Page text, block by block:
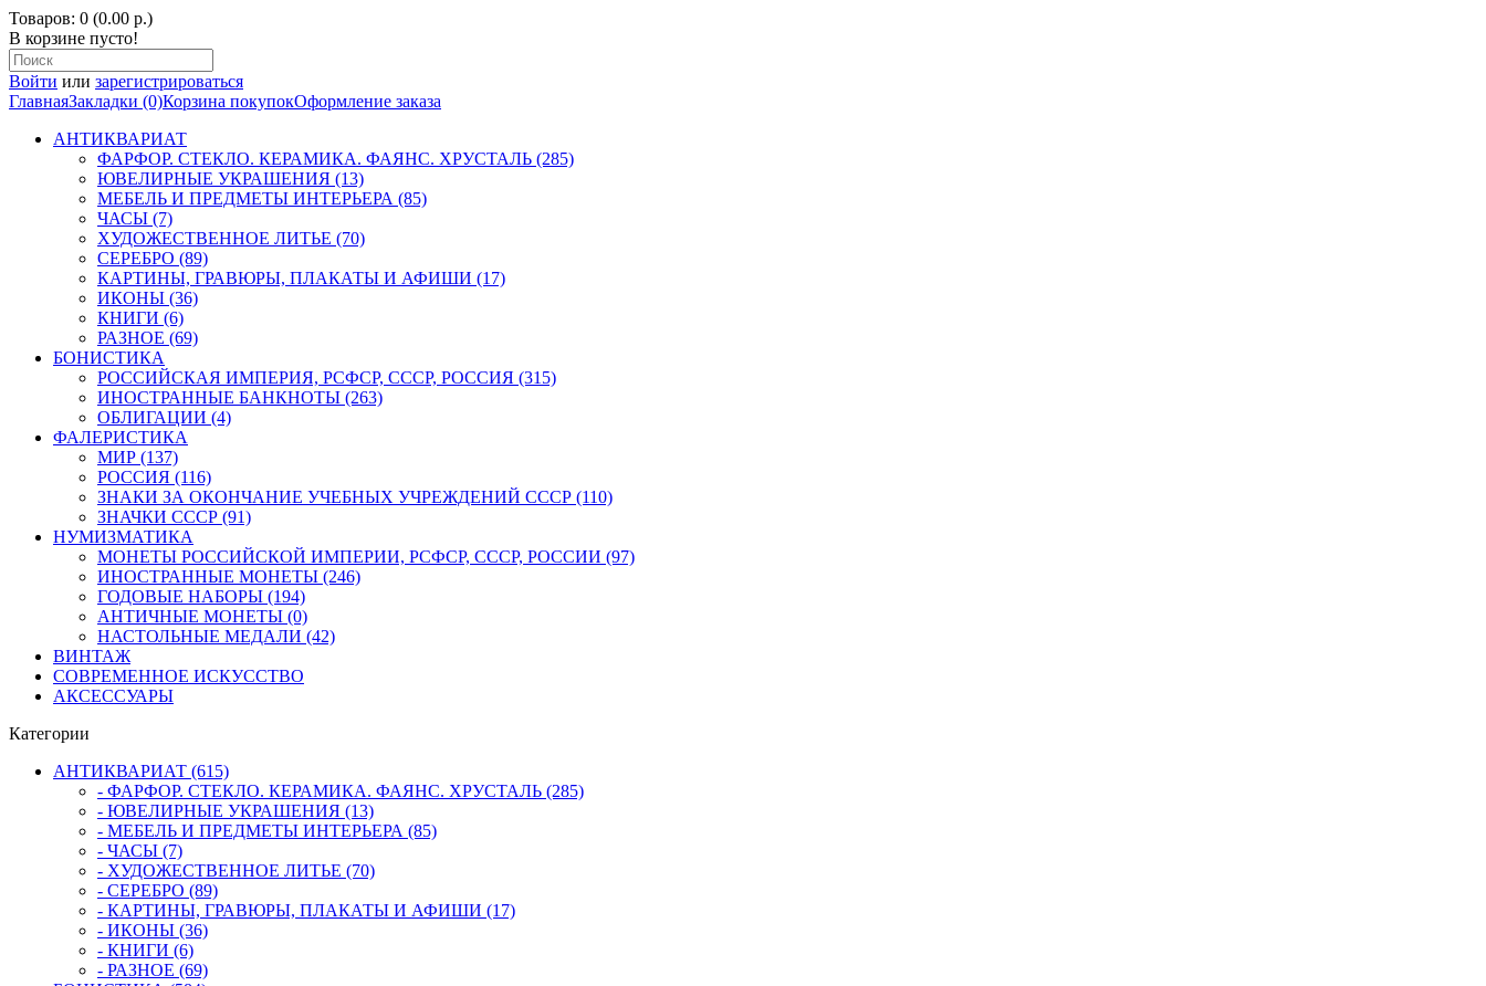
Товаров: 0 (0.00 р.)
В корзине пусто!
Войти или зарегистрироваться
ГлавнаяЗакладки (0)Корзина покупокОформление заказа
АНТИКВАРИАТ
ФАРФОР. СТЕКЛО. КЕРАМИКА. ФАЯНС. ХРУСТАЛЬ (285)
ЮВЕЛИРНЫЕ УКРАШЕНИЯ (13)
МЕБЕЛЬ И ПРЕДМЕТЫ ИНТЕРЬЕРА (85)
ЧАСЫ (7)
ХУДОЖЕСТВЕННОЕ ЛИТЬЕ (70)
СЕРЕБРО (89)
КАРТИНЫ, ГРАВЮРЫ, ПЛАКАТЫ И АФИШИ (17)
ИКОНЫ (36)
КНИГИ (6)
РАЗНОЕ (69)
БОНИСТИКА
РОССИЙСКАЯ ИМПЕРИЯ, РСФСР, СССР, РОССИЯ (315)
ИНОСТРАННЫЕ БАНКНОТЫ (263)
ОБЛИГАЦИИ (4)
ФАЛЕРИСТИКА
МИР (137)
РОССИЯ (116)
ЗНАКИ ЗА ОКОНЧАНИЕ УЧЕБНЫХ УЧРЕЖДЕНИЙ СССР (110)
ЗНАЧКИ СССР (91)
НУМИЗМАТИКА
МОНЕТЫ РОССИЙСКОЙ ИМПЕРИИ, РСФСР, СССР, РОССИИ (97)
ИНОСТРАННЫЕ МОНЕТЫ (246)
ГОДОВЫЕ НАБОРЫ (194)
АНТИЧНЫЕ МОНЕТЫ (0)
НАСТОЛЬНЫЕ МЕДАЛИ (42)
ВИНТАЖ
СОВРЕМЕННОЕ ИСКУССТВО
АКСЕССУАРЫ
Категории
АНТИКВАРИАТ (615)
- ФАРФОР. СТЕКЛО. КЕРАМИКА. ФАЯНС. ХРУСТАЛЬ (285)
- ЮВЕЛИРНЫЕ УКРАШЕНИЯ (13)
- МЕБЕЛЬ И ПРЕДМЕТЫ ИНТЕРЬЕРА (85)
- ЧАСЫ (7)
- ХУДОЖЕСТВЕННОЕ ЛИТЬЕ (70)
- СЕРЕБРО (89)
- КАРТИНЫ, ГРАВЮРЫ, ПЛАКАТЫ И АФИШИ (17)
- ИКОНЫ (36)
- КНИГИ (6)
- РАЗНОЕ (69)